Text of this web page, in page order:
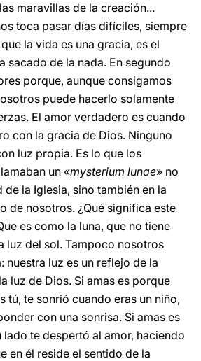
maravillas de la creación...
toca pasar días difíciles, siempre
la vida es una gracia, es el
sacado de la nada. En segundo
porque, aunque consigamos
puede hacerlo solamente
El amor verdadero es cuando
con la gracia de Dios. Ninguno
luz propia. Es lo que los
un «mysterium lunae» no
la Iglesia, sino también en la
de nosotros. ¿Qué significa este
es como la luna, que no tiene
luz del sol. Tampoco nosotros
nuestra luz es un reflejo de la
luz de Dios. Si amas es porque
tú, te sonrió cuando eras un niño,
con una sonrisa. Si amas es
lado te despertó al amor, haciendo
en él reside el sentido de la